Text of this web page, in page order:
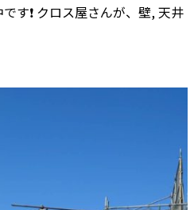
す❗️ クロス屋さんが、壁, 天井